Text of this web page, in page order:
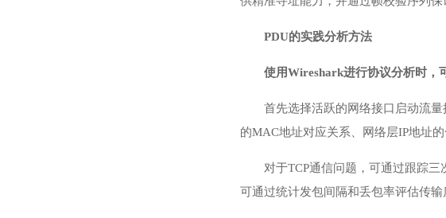
PDU的实践分析方法
使用Wireshark进行协议分析时，
首先选择活跃的网络接口启动流
的MAC地址对应关系、网络层IP地址
对于TCP通信问题，可通过跟踪
可通过统计发包间隔和丢包率评估传输